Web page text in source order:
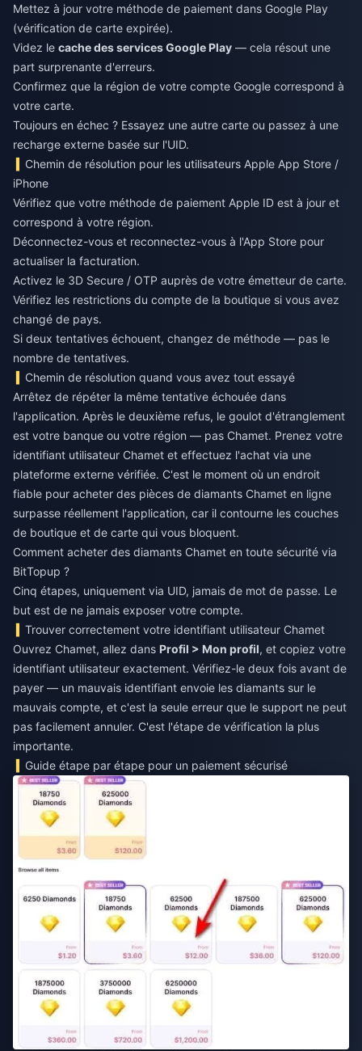
Mettez à jour votre méthode de paiement dans Google Play
(vérification de carte expirée).
Videz le cache des services Google Play — cela résout une
part surprenante d'erreurs.
Confirmez que la région de votre compte Google correspond à
votre carte.
Toujours en échec ? Essayez une autre carte ou passez à une
recharge externe basée sur l'UID.
Chemin de résolution pour les utilisateurs Apple App Store /
iPhone
Vérifiez que votre méthode de paiement Apple ID est à jour et
correspond à votre région.
Déconnectez-vous et reconnectez-vous à l'App Store pour
actualiser la facturation.
Activez le 3D Secure / OTP auprès de votre émetteur de carte.
Vérifiez les restrictions du compte de la boutique si vous avez
changé de pays.
Si deux tentatives échouent, changez de méthode — pas le
nombre de tentatives.
Chemin de résolution quand vous avez tout essayé
Arrêtez de répéter la même tentative échouée dans
l'application. Après le deuxième refus, le goulot d'étranglement
est votre banque ou votre région — pas Chamet. Prenez votre
identifiant utilisateur Chamet et effectuez l'achat via une
plateforme externe vérifiée. C'est le moment où un endroit
fiable pour acheter des pièces de diamants Chamet en ligne
surpasse réellement l'application, car il contourne les couches
de boutique et de carte qui vous bloquent.
Comment acheter des diamants Chamet en toute sécurité via
BitTopup ?
Cinq étapes, uniquement via UID, jamais de mot de passe. Le
but est de ne jamais exposer votre compte.
Trouver correctement votre identifiant utilisateur Chamet
Ouvrez Chamet, allez dans Profil > Mon profil, et copiez votre
identifiant utilisateur exactement. Vérifiez-le deux fois avant de
payer — un mauvais identifiant envoie les diamants sur le
mauvais compte, et c'est la seule erreur que le support ne peut
pas facilement annuler. C'est l'étape de vérification la plus
importante.
Guide étape par étape pour un paiement sécurisé